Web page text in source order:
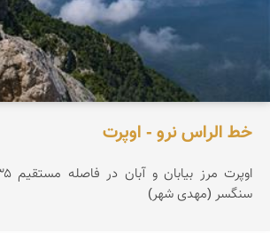
خط الراس نرو - اوپرت
سنگسر (مهدی شهر)